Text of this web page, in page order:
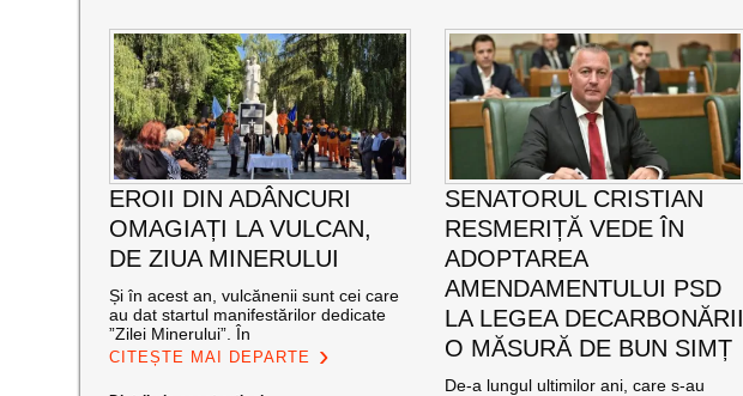
EROII DIN ADÂNCURI
OMAGIAȚI LA VULCAN,
DE ZIUA MINERULUI
Și în acest an, vulcănenii sunt cei care
au dat startul manifestărilor dedicate
”Zilei Minerului”. În
CITEȘTE MAI DEPARTE
SENATORUL CRISTIAN
RESMERIȚĂ VEDE ÎN
ADOPTAREA
AMENDAMENTULUI PSD
LA LEGEA DECARBONĂRII
O MĂSURĂ DE BUN SIMȚ
De-a lungul ultimilor ani, care s-au